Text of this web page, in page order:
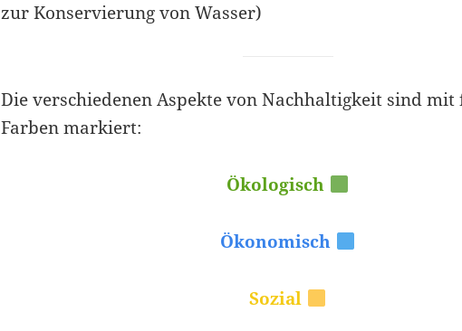
zur Konservierung von Wasser)
Die verschiedenen Aspekte von Nachhaltigkeit sind mit
Farben markiert:
Ökologisch
Ökonomisch
Sozial